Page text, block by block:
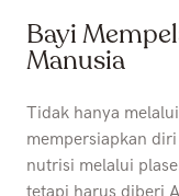
Bayi
Manusia
Tidak hanya
mempersiapkan
nutrisi melalui